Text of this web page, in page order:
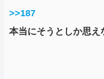
>>187
本当にそうとしか思え